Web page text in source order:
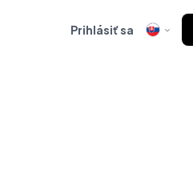
Prihlásiť sa